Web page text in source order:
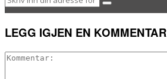
LEGG IGJEN EN KOMMENTAR